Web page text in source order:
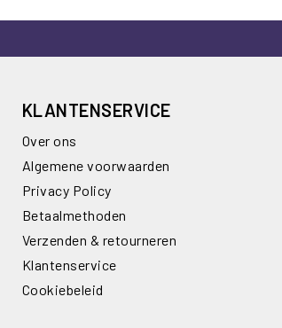
KLANTENSERVICE
Over ons
Algemene voorwaarden
Privacy Policy
Betaalmethoden
Verzenden & retourneren
Klantenservice
Cookiebeleid